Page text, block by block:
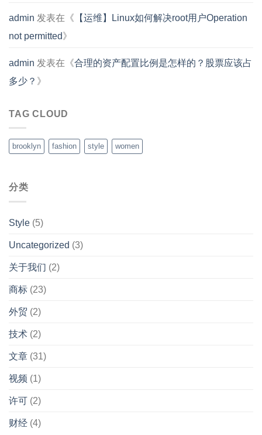
admin 发表在《 【运维】Linux如何解决root用户Operation
not permitted》
admin 发表在《合理的资产配置比例是怎样的？股票应该占
多少？ 》
TAG CLOUD
brooklyn fashion style women
分类
Style (5)
Uncategorized (3)
关于我们 (2)
商标 (23)
外贸 (2)
技术 (2)
文章 (31)
视频 (1)
许可 (2)
财经 (4)